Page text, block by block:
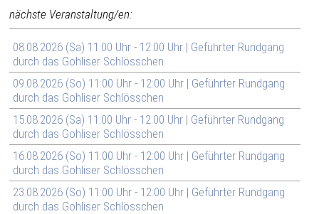
nächste Veranstaltung/en:
08.08.2026 (Sa) 11:00 Uhr - 12:00 Uhr | Geführter Rundgang
durch das Gohliser Schlösschen
09.08.2026 (So) 11:00 Uhr - 12:00 Uhr | Geführter Rundgang
durch das Gohliser Schlösschen
15.08.2026 (Sa) 11:00 Uhr - 12:00 Uhr | Geführter Rundgang
durch das Gohliser Schlösschen
16.08.2026 (So) 11:00 Uhr - 12:00 Uhr | Geführter Rundgang
durch das Gohliser Schlösschen
23.08.2026 (So) 11:00 Uhr - 12:00 Uhr | Geführter Rundgang
durch das Gohliser Schlösschen